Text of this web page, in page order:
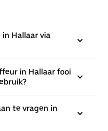
in Hallaar via
in Hallaar fooi
te vragen in